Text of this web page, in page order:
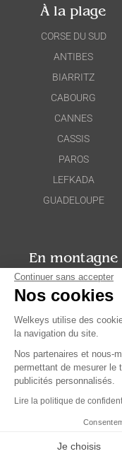
À la plage
CORSE DU SUD
ANTIBES
BIARRITZ
CABOURG
CANNES
CASSIS
PAROS
LEFKADA
GUADELOUPE
En montagne
ALPE D'HUEZ
CHAMONIX
LA CLUSAZ
PRAZ-SUR-ARLY
MERIBEL
LA SUISSE
Continuer sans accepter
Nos cookies
Welkeys utilise des
la navigation du site.
Nos partenaires et nous-
permettant de mesurer le
publicités personnalisés.
Lire la politique de
Je choisis